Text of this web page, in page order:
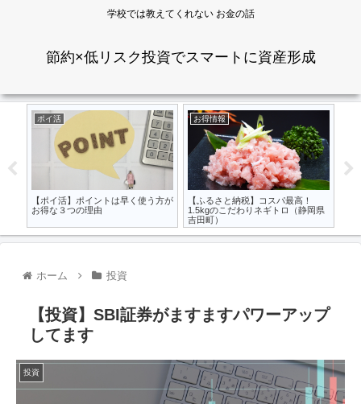
学校では教えてくれない お金の話
節約×低リスク投資でスマートに資産形成
ポイ活
【ポイ活】ポイントは早く使う方が
お得な３つの理由
お得情報
【ふるさと納税】コスパ最高！
1.5kgのこだわりネギトロ（静岡県
吉田町）
ホーム 投資
【投資】SBI証券がますますパワーアップ
してます
投資